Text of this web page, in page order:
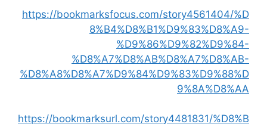
https://bookmarksfocus.com/story4561404/%D
8%B4%D8%B1%D9%83%D8%A9-
%D9%86%D9%82%D9%84-
%D8%A7%D8%AB%D8%A7%D8%AB-
%D8%A8%D8%A7%D9%84%D9%83%D9%88%D
9%8A%D8%AA
https://bookmarksurl.com/story4481831/%D8%B